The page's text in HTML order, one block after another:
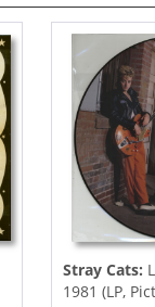
Stray Cats:
1981 (LP,